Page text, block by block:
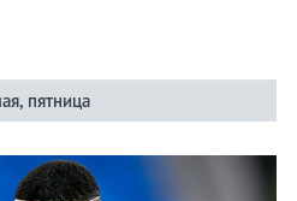
пятница